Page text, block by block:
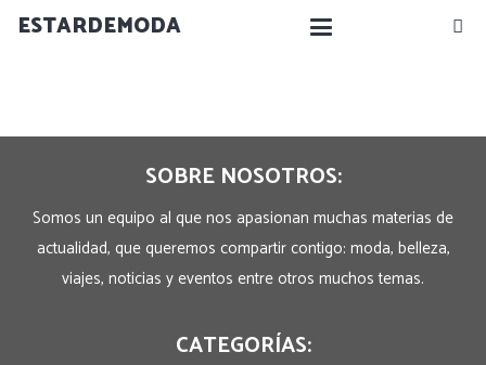
ESTARDEMODA
SOBRE NOSOTROS:
Somos un equipo al que nos apasionan muchas materias de
actualidad, que queremos compartir contigo: moda, belleza,
viajes, noticias y eventos entre otros muchos temas.
CATEGORÍAS: